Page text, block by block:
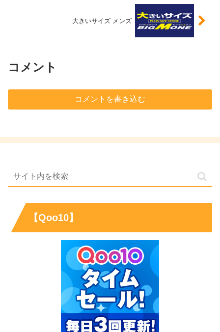
大きいサイズ メンズ
コメント
コメントを書き込む
【Qoo10】